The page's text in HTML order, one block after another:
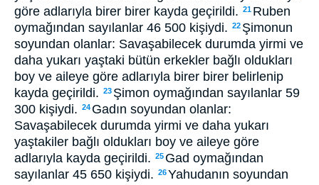
göre adlarıyla birer birer kayda geçirildi. 21 Ruben
oymağından sayılanlar 46 500 kişiydi. 22 Şimonun
soyundan olanlar: Savaşabilecek durumda yirmi ve
daha yukarı yaştaki bütün erkekler bağlı oldukları
boy ve aileye göre adlarıyla birer birer belirlenip
kayda geçirildi. 23 Şimon oymağından sayılanlar 59
300 kişiydi. 24 Gadın soyundan olanlar:
Savaşabilecek durumda yirmi ve daha yukarı
yaştakiler bağlı oldukları boy ve aileye göre
adlarıyla kayda geçirildi. 25 Gad oymağından
sayılanlar 45 650 kişiydi. 26Yahudanın soyundan